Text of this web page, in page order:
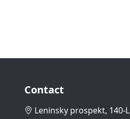
Contact
Leninsky prospekt, 140-L